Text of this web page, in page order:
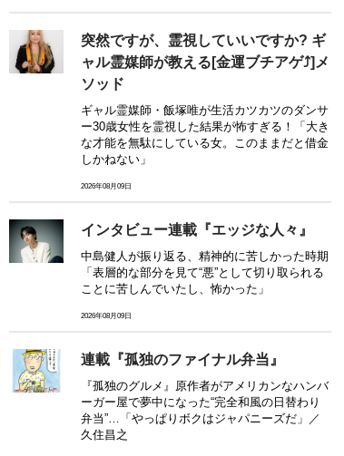
突然ですが、霊視していいですか? ギ
ャル霊媒師が教える[金運ブチアゲ⤴]メ
ソッド
ギャル霊媒師・飯塚唯が生活カツカツのダンサ
ー30歳女性を霊視した結果が怖すぎる！「大き
な才能を無駄にしている女。このままだと借金
しかねない」
2026年08月09日
インタビュー連載『エッジな人々』
中島健人が振り返る、精神的に苦しかった時期
「表層的な部分を見て“悪”として切り取られる
ことに苦しんでいたし、怖かった」
2026年08月09日
連載『孤独のファイナル弁当』
『孤独のグルメ』原作者がアメリカンなハンバ
ーガー屋で夢中になった“完全和風の日替わり
弁当”…「やっぱりボクはジャパニーズだ」／
久住昌之